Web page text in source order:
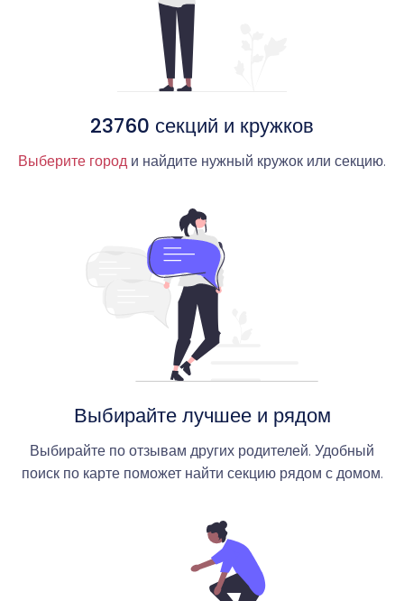
23760 секций и кружков
Выберите город и найдите нужный кружок или секцию.
Выбирайте лучшее и рядом
Выбирайте по отзывам других родителей. Удобный
поиск по карте поможет найти секцию рядом с домом.